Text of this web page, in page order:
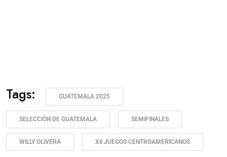
Tags: GUATEMALA 2025
SELECCIÓN DE GUATEMALA SEMIFINALES
WILLY OLIVERA XII JUEGOS CENTROAMERICANOS